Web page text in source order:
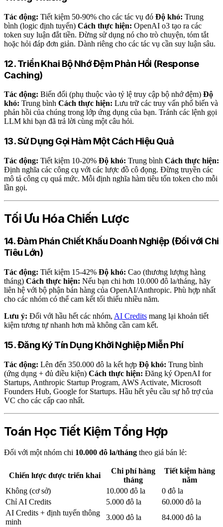
Tác động: Tiết kiệm 50-90% cho các tác vụ đó Độ khó: Trung
bình (logic định tuyến) Cách thực hiện: OpenAI o3 tạo ra các
token suy luận đắt tiền. Đừng sử dụng nó cho trò chuyện, tóm tắt
hoặc hỏi đáp đơn giản. Dành riêng cho các tác vụ cần suy luận sâu.
12. Triển Khai Bộ Nhớ Đệm Phản Hồi (Response
Caching)
Tác động: Biến đổi (phụ thuộc vào tỷ lệ truy cập bộ nhớ đệm) Độ
khó: Trung bình Cách thực hiện: Lưu trữ các truy vấn phổ biến và
phản hồi của chúng trong lớp ứng dụng của bạn. Tránh các lệnh gọi
LLM khi bạn đã trả lời cùng một câu hỏi.
13. Sử Dụng Gọi Hàm Một Cách Hiệu Quả
Tác động: Tiết kiệm 10-20% Độ khó: Trung bình Cách thực hiện:
Định nghĩa các công cụ với các lược đồ cô đọng. Đừng truyền các
mô tả công cụ quá mức. Mỗi định nghĩa hàm tiêu tốn token cho mỗi
lần gọi.
Tối Ưu Hóa Chiến Lược
14. Đàm Phán Chiết Khấu Doanh Nghiệp (Đối với Chi
Tiêu Lớn)
Tác động: Tiết kiệm 15-42% Độ khó: Cao (thương lượng hàng
tháng) Cách thực hiện: Nếu bạn chi hơn 10.000 đô la/tháng, hãy
liên hệ với bộ phận bán hàng của OpenAI/Anthropic. Phù hợp nhất
cho các nhóm có thể cam kết tối thiểu nhiều năm.
Lưu ý: Đối với hầu hết các nhóm, AI Credits mang lại khoản tiết
kiệm tương tự nhanh hơn mà không cần cam kết.
15. Đăng Ký Tín Dụng Khởi Nghiệp Miễn Phí
Tác động: Lên đến 350.000 đô la kết hợp Độ khó: Trung bình
(ứng dụng + đủ điều kiện) Cách thực hiện: Đăng ký OpenAI for
Startups, Anthropic Startup Program, AWS Activate, Microsoft
Founders Hub, Google for Startups. Hầu hết yêu cầu sự hỗ trợ của
VC cho các cấp cao nhất.
Toán Học Tiết Kiệm Tổng Hợp
Đối với một nhóm chi 10.000 đô la/tháng theo giá bán lẻ:
Chiến lược được triển khai
Chi phí hàng
tháng
Tiết kiệm hàng
năm
Không (cơ sở)
10.000 đô la
0 đô la
Chỉ AI Credits
5.000 đô la
60.000 đô la
AI Credits + định tuyến thông
minh
3.000 đô la
84.000 đô la